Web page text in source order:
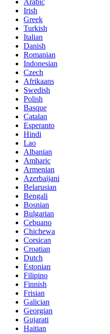
Arabic
Irish
Greek
Turkish
Italian
Danish
Romanian
Indonesian
Czech
Afrikaans
Swedish
Polish
Basque
Catalan
Esperanto
Hindi
Lao
Albanian
Amharic
Armenian
Azerbaijani
Belarusian
Bengali
Bosnian
Bulgarian
Cebuano
Chichewa
Corsican
Croatian
Dutch
Estonian
Filipino
Finnish
Frisian
Galician
Georgian
Gujarati
Haitian